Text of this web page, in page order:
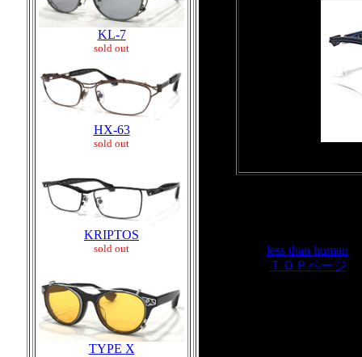
KL-7
sold out
HX-63
sold out
KRIPTOS
sold out
TYPE X
less than human
ＴＯＰページ